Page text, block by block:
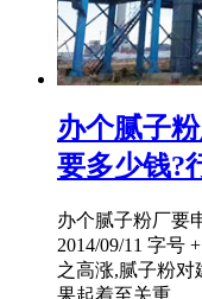
办个腻子
要多少钱?
办个腻子粉厂要
2014/09/11 字号
之高涨,腻子粉
果起着至关重 .